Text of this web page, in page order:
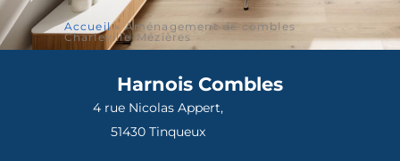
Accueil»Aménagement de combles
Charleville-Mézières
Harnois Combles
4 rue Nicolas Appert,
51430 Tinqueux